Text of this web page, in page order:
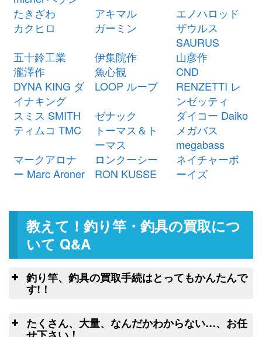
タ コンクエスト DC 201HG 左 未
使用
turi20260303
（2026/03/31迄）
2026/03/07
シマノ ベイトリール 22 エクスセ
ンス DC XG 右 未使用
釣具買取クーポン
turi20260304
（2026/03/31迄）
24,000円
2026/03/07
シマノ ベイトリール 25 アルデバ
ラン DC 31XG 左 未使用
釣具買取クーポンg-
turi20260305（2026/03/31迄）
23,500円
2026/03/07
釣具買取クーポンg-
turi20260301 （2026/03/31迄）
2026/03/07
ダイワ ヘラ竿 枯法師N 13尺 未使
釣具買取クーポン
g-
turi20260302（2026/03/31迄）
ダイワ ヘラ竿 枯法師N 11尺 未使
釣具買取クーポンg-
たきざわ
アキマル
エノハロッド
カクヒロ
ガーミン
ザウルス
SAURUS
五十鈴工業
伊集院作
山彦作
瀧澤作
魚心観
CND
DYNA KING ダ
イナキング
LOOP ループ
RENZETTI レ
ンゼッティ
スミス SMITH
ゼナック
ダイコー Daiko
ティムコ TMC
トーマス＆ト
ーマス
メガバス
megabass
マークアロナ
ー Marc Aroner
ロンクーシー
RON KUSSE
ネイチャーボ
ーイズ
教えて！釣り竿・釣具の買取につ
いて Q&A
釣り竿、釣具の買取手続はとってもかんたんで
す!！
釣
こちらのフォームよりクロネコヤマトの
たくさん、大量、なんだかわからない…、お任